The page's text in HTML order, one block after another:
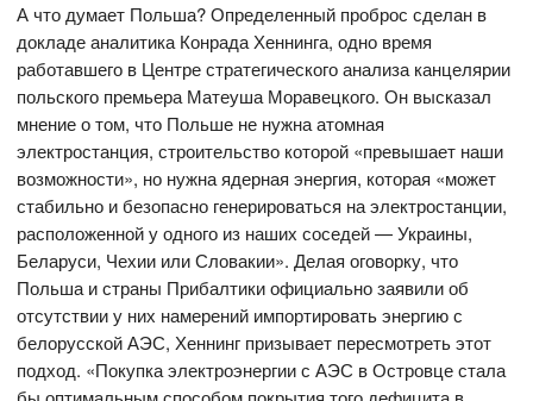
А что думает Польша? Определенный проброс сделан в
докладе аналитика Конрада Хеннинга, одно время
работавшего в Центре стратегического анализа канцелярии
польского премьера Матеуша Моравецкого. Он высказал
мнение о том, что Польше не нужна атомная
электростанция, строительство которой «превышает наши
возможности», но нужна ядерная энергия, которая «может
стабильно и безопасно генерироваться на электростанции,
расположенной у одного из наших соседей — Украины,
Беларуси, Чехии или Словакии». Делая оговорку, что
Польша и страны Прибалтики официально заявили об
отсутствии у них намерений импортировать энергию с
белорусской АЭС, Хеннинг призывает пересмотреть этот
подход. «Покупка электроэнергии с АЭС в Островце стала